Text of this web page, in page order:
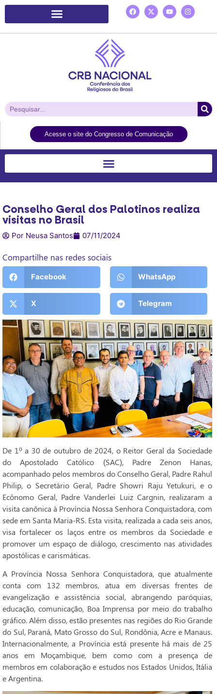
Acesse o site do Congresso de Comunicação
Conselho Geral dos Palotinos realiza
visitas no Brasil
Por Neusa Santos 07/11/2024
Compartilhe nas redes sociais
Facebook WhatsApp
X Telegram
De 1º a 30 de outubro de 2024, o Reitor Geral da Sociedade
do Apostolado Católico (SAC), Padre Zenon Hanas,
acompanhado pelos membros do Conselho Geral, Padre Rahul
Philip, o Secretário Geral, Padre Showri Raju Yetukuri, e o
Ecônomo Geral, Padre Vanderlei Luiz Cargnin, realizaram a
visita canônica à Província Nossa Senhora Conquistadora, com
sede em Santa Maria-RS. Esta visita, realizada a cada seis anos,
visa fortalecer os laços entre os membros da Sociedade e
promover um espaço de diálogo, crescimento nas atividades
apostólicas e carismáticas.
A Província Nossa Senhora Conquistadora, que atualmente
conta com 132 membros, atua em diversas frentes de
evangelização e assistência social, abrangendo paróquias,
educação, comunicação, Boa Imprensa por meio do trabalho
gráfico. Além disso, estão presentes nas regiões do Rio Grande
do Sul, Paraná, Mato Grosso do Sul, Rondônia, Acre e Manaus.
Internacionalmente, a Província está presente há mais de 25
anos em Moçambique, bem como com a presença de
membros em colaboração e estudos nos Estados Unidos, Itália
e Argentina.